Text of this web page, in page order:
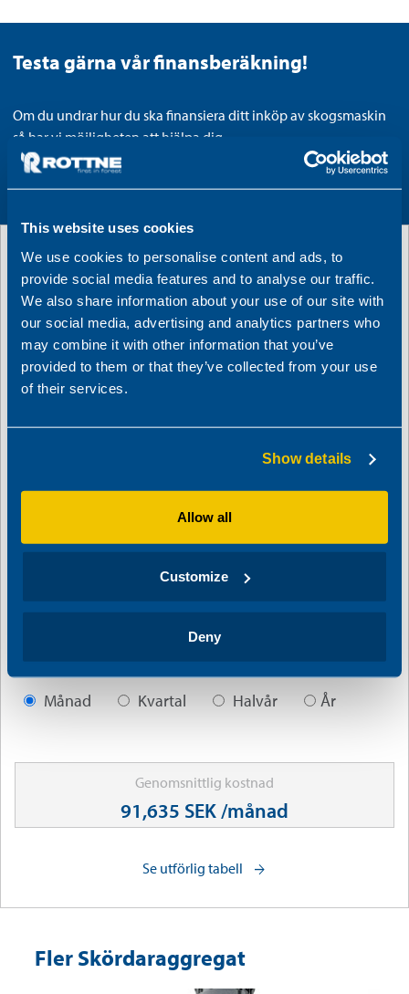
This website uses cookies
We use cookies to personalise content and ads, to
provide social media features and to analyse our traffic.
We also share information about your use of our site with
our social media, advertising and analytics partners who
may combine it with other information that you’ve
provided to them or that they’ve collected from your use
of their services.
Show details
Allow all
Customize
Deny
Testa gärna vår finansberäkning!
Om du undrar hur du ska finansiera ditt inköp av skogsmaskin
så har vi möjligheten att hjälpa dig.
Med Rottne Finans erbjuder vi tillsammans med Danske Bank
Finansberäkning
Räntesats Rottne Finans
Lånebelopp
1 År 7 År
Amorteringsperiod
Månad Kvartal Halvår År
Genomsnittlig kostnad
91,635 SEK /månad
Se utförlig tabell arrow_forward
Fler Skördaraggregat